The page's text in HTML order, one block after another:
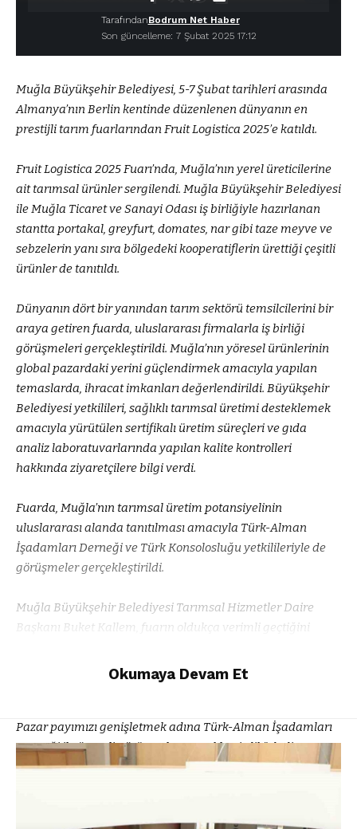
Son güncelleme: 7 Şubat 2025 17:12
TarafındanBodrum Net Haber
Muğla Büyükşehir Belediyesi, 5-7 Şubat tarihleri arasında
Almanya’nın Berlin kentinde düzenlenen dünyanın en
prestijli tarım fuarlarından Fruit Logistica 2025’e katıldı.
Fruit Logistica 2025 Fuarı’nda, Muğla’nın yerel üreticilerine
ait tarımsal ürünler sergilendi. Muğla Büyükşehir Belediyesi
ile Muğla Ticaret ve Sanayi Odası iş birliğiyle hazırlanan
stantta portakal, greyfurt, domates, nar gibi taze meyve ve
sebzelerin yanı sıra bölgedeki kooperatiflerin ürettiği çeşitli
ürünler de tanıtıldı.
Dünyanın dört bir yanından tarım sektörü temsilcilerini bir
araya getiren fuarda, uluslararası firmalarla iş birliği
görüşmeleri gerçekleştirildi. Muğla’nın yöresel ürünlerinin
global pazardaki yerini güçlendirmek amacıyla yapılan
temaslarda, ihracat imkanları değerlendirildi. Büyükşehir
Belediyesi yetkilileri, sağlıklı tarımsal üretimi desteklemek
amacıyla yürütülen sertifikalı üretim süreçleri ve gıda
analiz laboratuvarlarında yapılan kalite kontrolleri
hakkında ziyaretçilere bilgi verdi.
Fuarda, Muğla’nın tarımsal üretim potansiyelinin
uluslararası alanda tanıtılması amacıyla Türk-Alman
İşadamları Derneği ve Türk Konsolosluğu yetkilileriyle de
görüşmeler gerçekleştirildi.
Muğla Büyükşehir Belediyesi Tarımsal Hizmetler Daire
Başkanı Buket Kallem, fuarın oldukça verimli geçtiğini
daha geniş bir pazara tanıtma fırsatı bulduk. Ürünlerimizin
yalnızca tanıtımını yapmakla kalmadık, aynı zamanda
Pazar payımızı genişletmek adına Türk-Alman İşadamları
Derneği ile önemli görüşmeler gerçekleştirdik” dedi.
Okumaya Devam Et